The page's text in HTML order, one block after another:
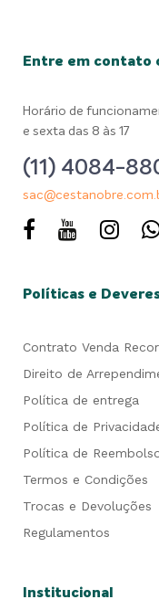
Entre em contato
Horário de
e sexta das 8 às 17
(11) 4084-
Políticas e
Contrato Venda
Direito de
Política de entrega
Política de
Política de
Termos e Condições
Trocas e Devoluções
Regulamentos
Institucional